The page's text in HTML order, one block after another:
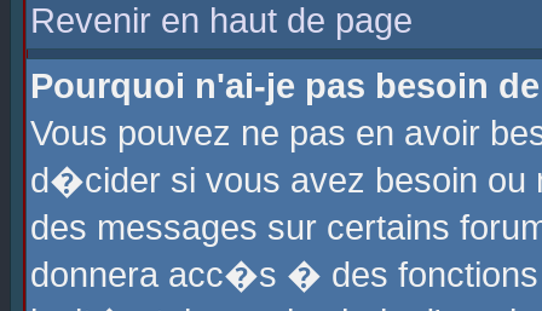
Revenir en haut de page
Pourquoi n'ai-je pas besoin
Vous pouvez ne pas en avoir
d�cider si vous avez besoin ou
des messages sur certains
donnera acc�s � des fonctions